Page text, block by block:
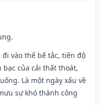
vào thế bế tắc, tiến độ
của cải thất thoát,
Là một ngày xấu về
sự khó thành công